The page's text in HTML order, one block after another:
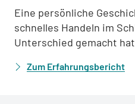
Eine persönliche
schnelles Handeln im
Unterschied gemacht
Zum Erfahrungsbericht